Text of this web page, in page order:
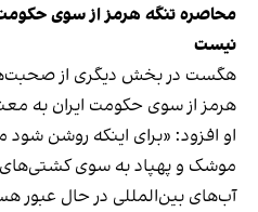
محاصره تنگه هرمز از سوی حکومت
نیست
هگست در بخش دیگری از
هرمز از سوی حکومت ایران به
او افزود: «برای اینکه روشن
موشک و پهپاد به سوی کشتی‌های
آب‌های بین‌المللی در حال عبور